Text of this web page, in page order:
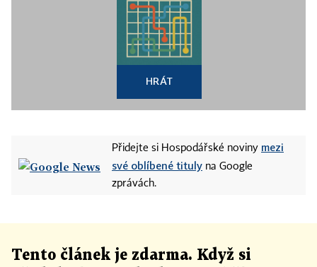
HRÁT
Přidejte si Hospodářské noviny mezi
své oblíbené tituly na Google
zprávách.
Tento článek je zdarma. Když si